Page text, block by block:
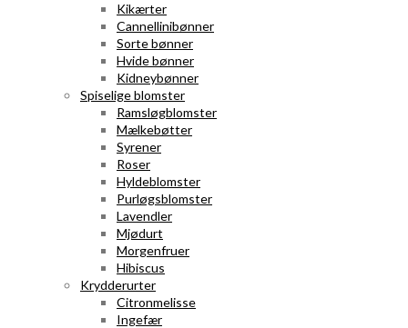
Kikærter
Cannellinibønner
Sorte bønner
Hvide bønner
Kidneybønner
Spiselige blomster
Ramsløgblomster
Mælkebøtter
Syrener
Roser
Hyldeblomster
Purløgsblomster
Lavendler
Mjødurt
Morgenfruer
Hibiscus
Krydderurter
Citronmelisse
Ingefær